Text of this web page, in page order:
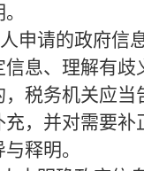
申请的政府信
信息、理解有歧
，税务机关应当
充，并对需要补
释明。